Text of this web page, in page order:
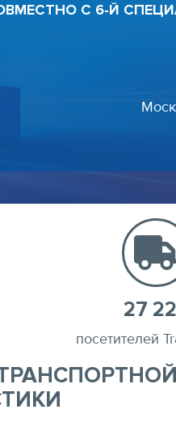
С 6-Й
27
посетителей